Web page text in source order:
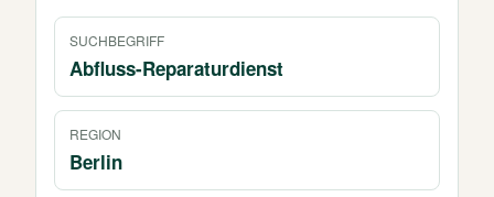
SUCHBEGRIFF
Abfluss-Reparaturdienst
REGION
Berlin